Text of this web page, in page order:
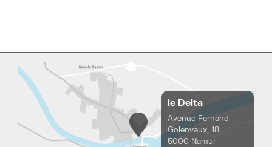
le Delta
Avenue Fernand
Golenvaux, 18
5000 Namur